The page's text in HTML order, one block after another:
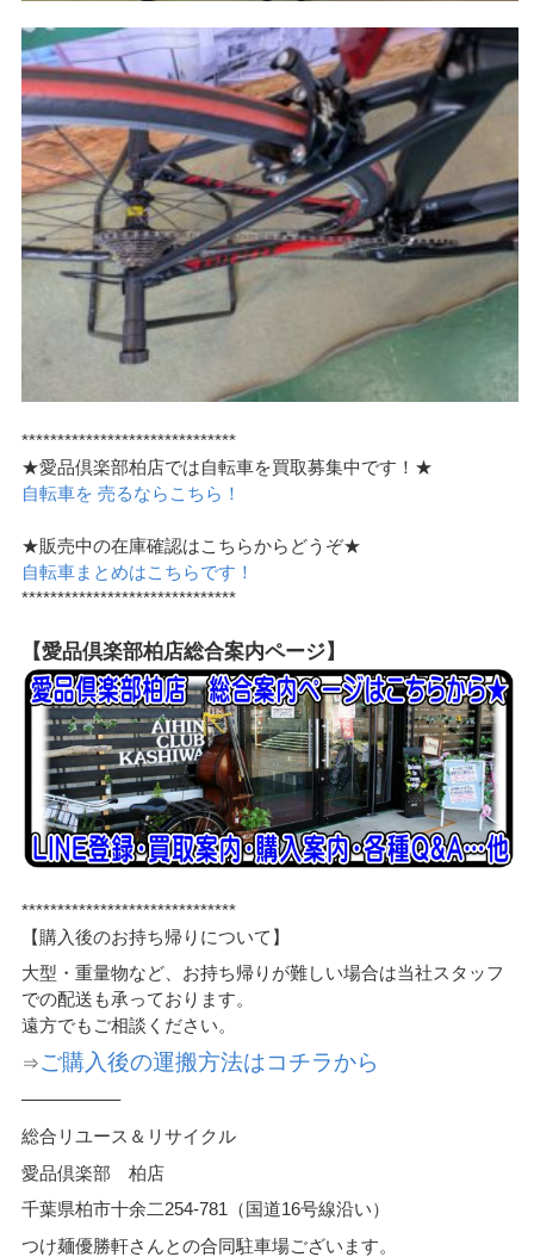
******************************
★愛品倶楽部柏店では自転車を買取募集中です！★
自転車を 売るならこちら！
★販売中の在庫確認はこちらからどうぞ★
自転車まとめはこちらです！
******************************
【愛品倶楽部柏店総合案内ページ】
******************************
【購入後のお持ち帰りについて】
大型・重量物など、お持ち帰りが難しい場合は当社スタッフ
での配送も承っております。
遠方でもご相談ください。
⇒ご購入後の運搬方法はコチラから
—————–
総合リユース＆リサイクル
愛品倶楽部 柏店
千葉県柏市十余二254-781（国道16号線沿い）
つけ麺優勝軒さんとの合同駐車場ございます。